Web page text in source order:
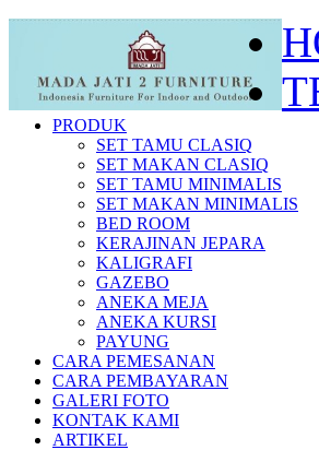
PRODUK
SET TAMU CLASIQ
SET MAKAN CLASIQ
SET TAMU MINIMALIS
SET MAKAN MINIMALIS
BED ROOM
KERAJINAN JEPARA
KALIGRAFI
GAZEBO
ANEKA MEJA
ANEKA KURSI
PAYUNG
CARA PEMESANAN
CARA PEMBAYARAN
GALERI FOTO
KONTAK KAMI
ARTIKEL